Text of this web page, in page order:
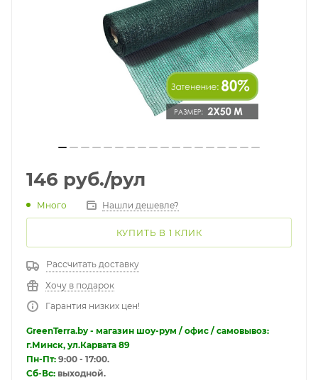
146 руб./рул
Много Нашли дешевле?
КУПИТЬ В 1 КЛИК
Рассчитать доставку
Хочу в подарок
Гарантия низких цен!
GreenTerra.by - магазин шоу-рум / офис / самовывоз:
г.Минск, ул.Карвата 89
Пн-Пт: 9:00 - 17:00.
Сб-Вс: выходной.